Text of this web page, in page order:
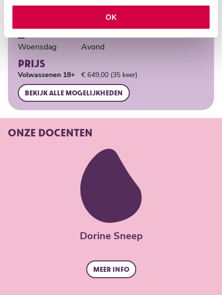
OK
Docent
Dorine Sneep
ICOON
Woensdag
Avond
PRIJS
Volwassenen 18+ € 649,00 (35 keer)
Bekijk alle mogelijkheden
ONZE DOCENTEN
Dorine Sneep
Meer info